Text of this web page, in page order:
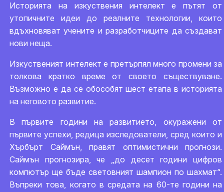
Историята на изкуствения интелект е пътят от
утопичните идеи до реалните технологии, които
вдъхновяват учените и разработчиците да създават
нови неща.
Изкуственият интелект е претърпял много промени за
толкова кратко време от своето съществуване.
Възможно е да се обособят шест етапа в историята
на неговото развитие.
В първите години на развитието, окуражени от
първите успехи, редица изследователи, сред които и
Хърбърт Саймън, правят оптимистични прогнози.
Саймън прогнозира, че „до десет години цифров
компютър ще бъде световният шампион по шахмат“.
Въпреки това, когато в средата на 60-те години на